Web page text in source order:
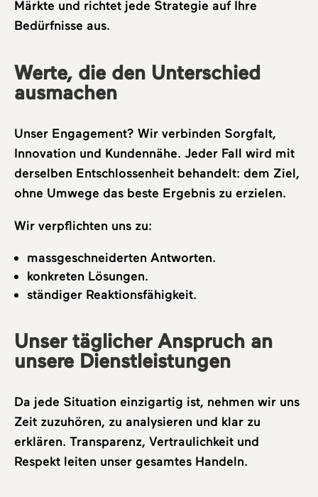
Märkte und richtet jede Strategie auf Ihre
Bedürfnisse aus.
Werte, die den Unterschied
ausmachen
Unser Engagement? Wir verbinden Sorgfalt,
Innovation und Kundennähe. Jeder Fall wird mit
derselben Entschlossenheit behandelt: dem Ziel,
ohne Umwege das beste Ergebnis zu erzielen.
Wir verpflichten uns zu:
massgeschneiderten Antworten.
konkreten Lösungen.
ständiger Reaktionsfähigkeit.
Unser täglicher Anspruch an
unsere Dienstleistungen
Da jede Situation einzigartig ist, nehmen wir uns
Zeit zuzuhören, zu analysieren und klar zu
erklären. Transparenz, Vertraulichkeit und
Respekt leiten unser gesamtes Handeln.
Über uns
Bereiche
Team